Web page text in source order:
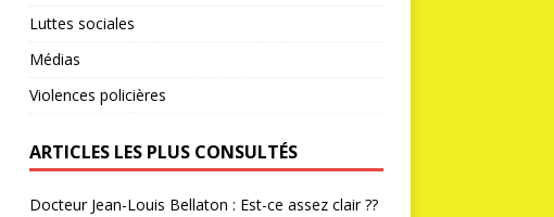
Luttes sociales
Médias
Violences policières
ARTICLES LES PLUS CONSULTÉS
Docteur Jean-Louis Bellaton : Est-ce assez clair ??